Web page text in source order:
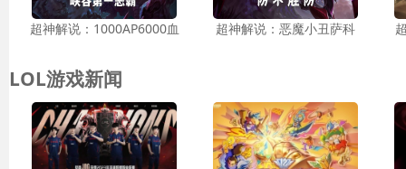
超神解说：1000AP6000血 超神解说：恶魔小丑萨科
LOL游戏新闻